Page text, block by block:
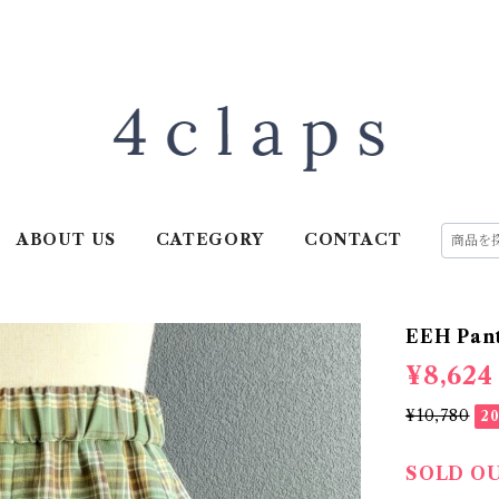
ABOUT US CATEGORY CONTACT
EEH
¥8,624
¥10,780
SOLD